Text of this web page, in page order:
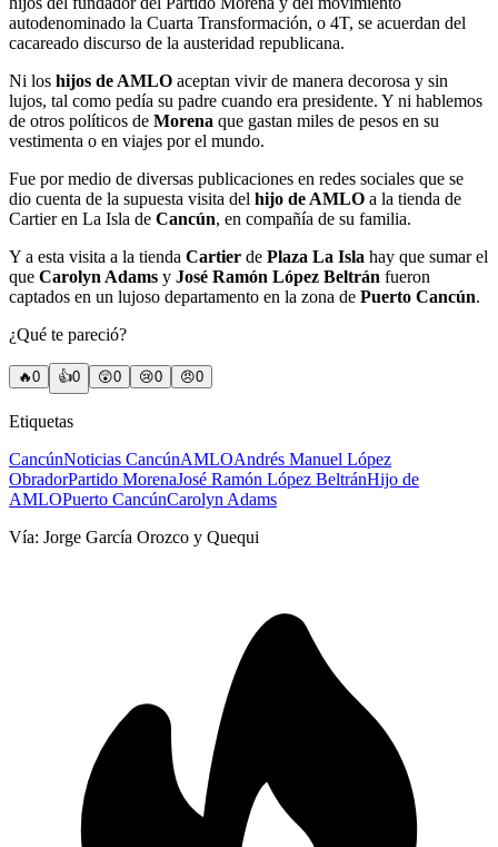
autodenominado la Cuarta Transformación, o 4T, se acuerdan del
cacareado discurso de la austeridad republicana.
Ni los hijos de AMLO aceptan vivir de manera decorosa y sin
lujos, tal como pedía su padre cuando era presidente. Y ni hablemos
de otros políticos de Morena que gastan miles de pesos en su
vestimenta o en viajes por el mundo.
Fue por medio de diversas publicaciones en redes sociales que se
dio cuenta de la supuesta visita del hijo de AMLO a la tienda de
Cartier en La Isla de Cancún, en compañía de su familia.
Y a esta visita a la tienda Cartier de Plaza La Isla hay que sumar el
que Carolyn Adams y José Ramón López Beltrán fueron
captados en un lujoso departamento en la zona de Puerto Cancún.
¿Qué te pareció?
🔥0 👍0 😲0 😢0 😠0
Etiquetas
CancúnNoticias CancúnAMLOAndrés Manuel López
ObradorPartido MorenaJosé Ramón López BeltránHijo de
AMLOPuerto CancúnCarolyn Adams
Vía: Jorge García Orozco y Quequi